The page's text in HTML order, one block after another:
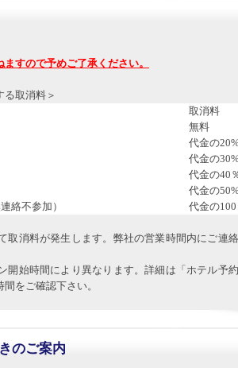
すので予めご了承ください。
る取消料＞
取消料
無料
代金の
代金の
代金の40
代金の
絡不参加）
代金の100
消料が発生します。弊社の営業時間内にご連
始時間により異なります。詳細は「ホテル予
をご確認下さい。
のご案内